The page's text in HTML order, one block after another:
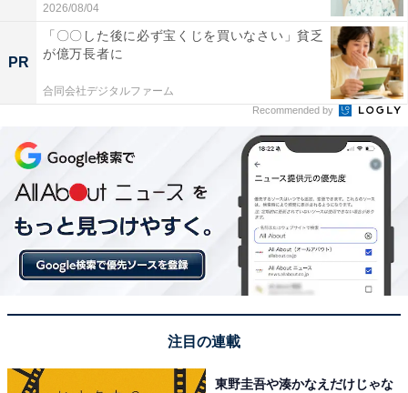
まひろと約束をした、より良き世にするための政に精を
出す道長。一条天皇からまひろの政に関する提案を聞い
た際のおどろいた表情にはさまざまな思いが詰まってお
り、その胸中を想像すると胸にぐっと来るものがありま
した。
X（旧Twitter）では、「帝からまひろの話を聞いた右大
臣殿、『えー！俺もそんなまひろを見たかった…！』と
か思っていたんだろうな」「“まひろ”でいちいち反応し
てしまう道長くんｗ」「倫子さまにバレる日が遠からず
来るかもと心配」「同じ書物を読んでいるだけで帝とま
ひろは実のある会話ができる。知が力になり心に種を撒
くようでぐっとくる」「まひろと定子の出会い、これは
ドラマだね」などのコメントが寄せられています。
2026/08/04
PR
「〇〇した後に必ず宝くじを買いなさい」貧乏
が億万長者に
合同会社デジタルファーム
Recommended by
注目の連載
東野圭吾や湊かなえだけじゃな